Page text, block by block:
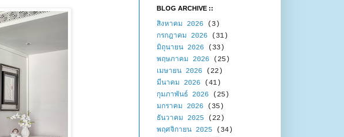
BLOG ARCHIVE ::
สิงหาคม 2026 (3)
กรกฎาคม 2026 (31)
มิถุนายน 2026 (33)
พฤษภาคม 2026 (25)
เมษายน 2026 (22)
มีนาคม 2026 (41)
กุมภาพันธ์ 2026 (25)
มกราคม 2026 (35)
ธันวาคม 2025 (22)
พฤศจิกายน 2025 (34)